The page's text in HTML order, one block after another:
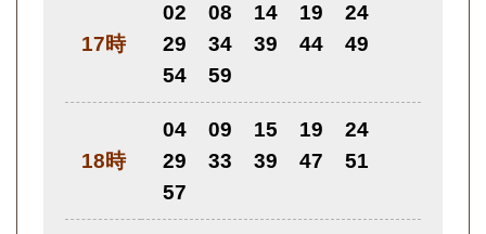
17時
02 08 14 19
24
29
34 39 44
49
54
59
18時
04 09 15 19
24
29
33 39 47
51
57